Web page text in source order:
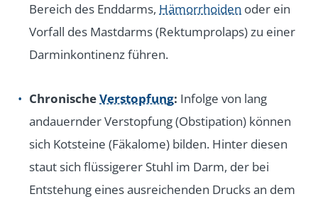
Bereich des Enddarms, Hämorrhoiden oder ein
Vorfall des Mastdarms (Rektumprolaps) zu einer
Darminkontinenz führen.
ChronischeVerstopfung: Infolge von lang
andauernder Verstopfung (Obstipation) können
sich Kotsteine (Fäkalome) bilden. Hinter diesen
staut sich flüssigerer Stuhl im Darm, der bei
Entstehung eines ausreichenden Drucks an dem